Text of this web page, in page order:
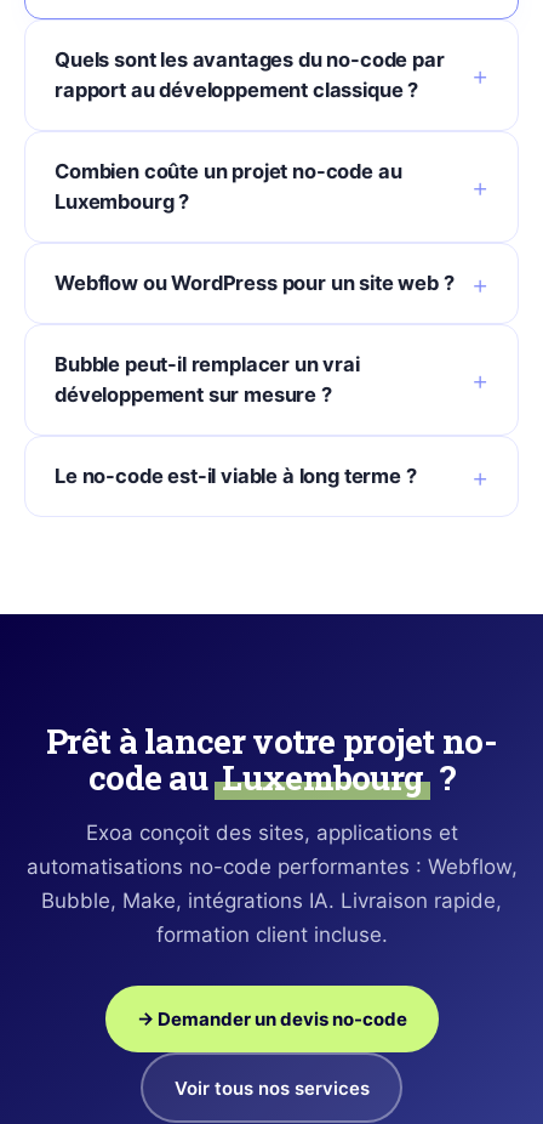
Quels sont les avantages du no-code par
rapport au développement classique ?
Combien coûte un projet no-code au
Luxembourg ?
Webflow ou WordPress pour un site web ?
Bubble peut-il remplacer un vrai
développement sur mesure ?
Le no-code est-il viable à long terme ?
Prêt à lancer votre projet no-
code auLuxembourg ?
Exoa conçoit des sites, applications et
automatisations no-code performantes : Webflow,
Bubble, Make, intégrations IA. Livraison rapide,
formation client incluse.
→ Demander un devis no-code
Voir tous nos services